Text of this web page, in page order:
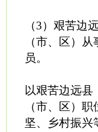
（3）艰苦边
（市、区）
员。
以艰苦边远
（市、区）
坚、乡村振兴